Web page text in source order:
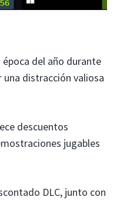
del año durante
una distracción valiosa
descuentos
jugables
DLC, junto con